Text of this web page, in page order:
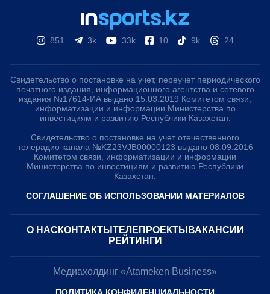
851 3k 33k 10 9k 24
Свидетельство о постановке на учет, переучет периодического
печатного издания, информационного агентства и сетевого
издания №17614-ИА выдано 15.03.2019 Комитетом связи,
информатизации и информации Министерства по
инвестициям и развитию Республики Казахстан.
Свидетельство о постановке на учет отечественного
телерадио канала №KZ23VJB00000123 выдано 08.09.2016
Комитетом связи, информатизации и информации
Министерства по инвестициям и развитию Республики
Казахстан.
СОГЛАШЕНИЕ ОБ ИСПОЛЬЗОВАНИИ МАТЕРИАЛОВ
О НАС КОНТАКТЫ ТЕЛЕПРОЕКТЫ ВАКАНСИИ
РЕЙТИНГИ
Медиахолдинг «Atameken Business»